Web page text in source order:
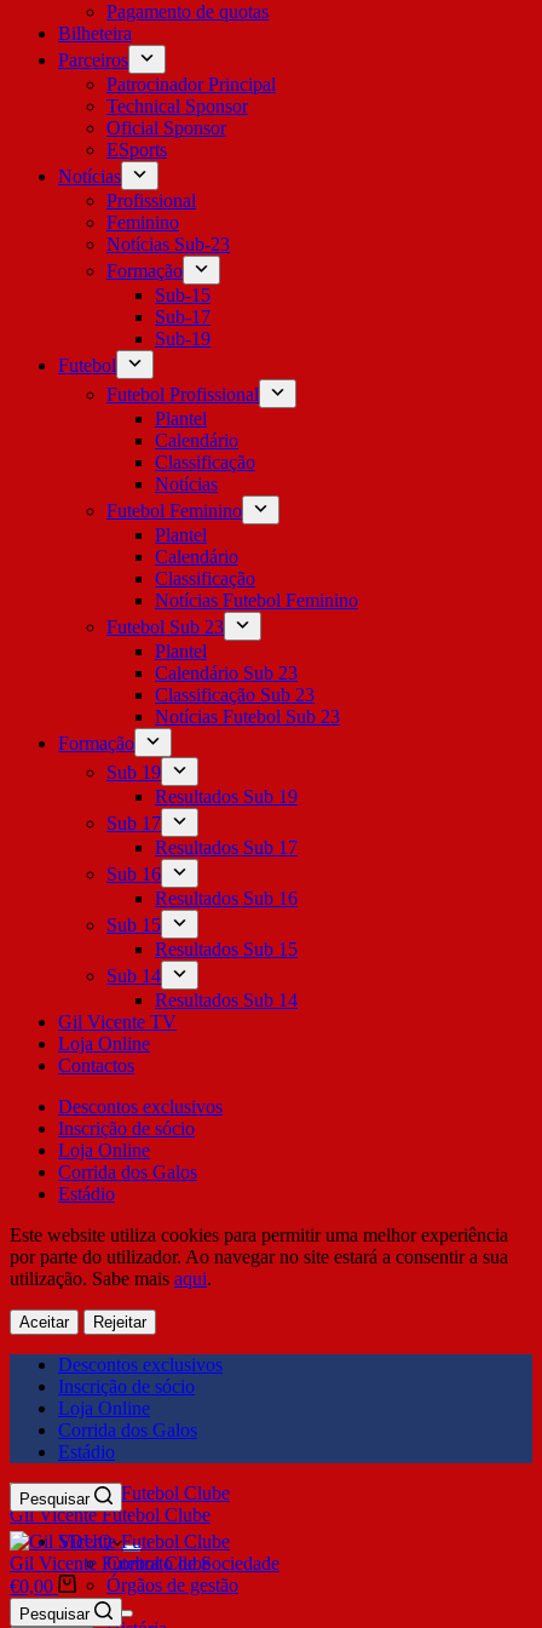
Pagamento de quotas
Bilheteira
Parceiros
Patrocinador Principal
Technical Sponsor
Oficial Sponsor
ESports
Notícias
Profissional
Feminino
Notícias Sub-23
Formação
Sub-15
Sub-17
Sub-19
Futebol
Futebol Profissional
Plantel
Calendário
Classificação
Notícias
Futebol Feminino
Plantel
Calendário
Classificação
Notícias Futebol Feminino
Futebol Sub 23
Plantel
Calendário Sub 23
Classificação Sub 23
Notícias Futebol Sub 23
Formação
Sub 19
Resultados Sub 19
Sub 17
Resultados Sub 17
Sub 16
Resultados Sub 16
Sub 15
Resultados Sub 15
Sub 14
Resultados Sub 14
Gil Vicente TV
Loja Online
Contactos
Descontos exclusivos
Inscrição de sócio
Loja Online
Corrida dos Galos
Estádio
Este website utiliza cookies para permitir uma melhor experiência
por parte do utilizador. Ao navegar no site estará a consentir a sua
utilização. Sabe mais aqui.
Aceitar Rejeitar
Descontos exclusivos
Inscrição de sócio
Loja Online
Corrida dos Galos
Estádio
Gil Vicente Futebol Clube
Pesquisar
SDUQ
Contrato de Sociedade
Órgãos de gestão
Clube
Gil Vicente Futebol Clube
€0,00
Pesquisar